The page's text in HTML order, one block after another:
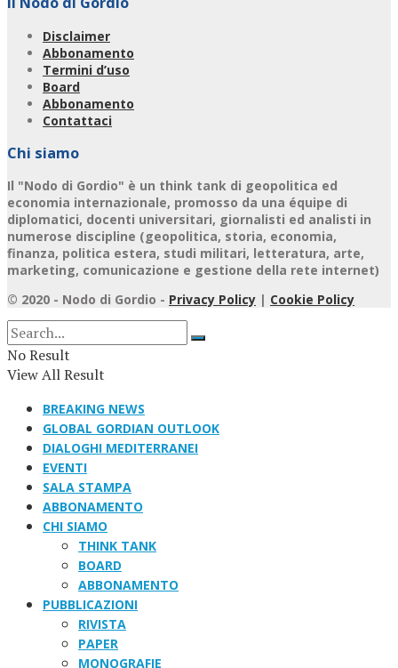
Disclaimer
Abbonamento
Termini d’uso
Board
Abbonamento
Contattaci
Chi siamo
Il "Nodo di Gordio" è un think tank di geopolitica ed
economia internazionale, promosso da una équipe di
diplomatici, docenti universitari, giornalisti ed analisti in
numerose discipline (geopolitica, storia, economia,
finanza, politica estera, studi militari, letteratura, arte,
marketing, comunicazione e gestione della rete internet)
© 2020 - Nodo di Gordio - Privacy Policy | Cookie Policy
No Result
View All Result
BREAKING NEWS
GLOBAL GORDIAN OUTLOOK
DIALOGHI MEDITERRANEI
EVENTI
SALA STAMPA
ABBONAMENTO
CHI SIAMO
THINK TANK
BOARD
ABBONAMENTO
PUBBLICAZIONI
RIVISTA
PAPER
MONOGRAFIE